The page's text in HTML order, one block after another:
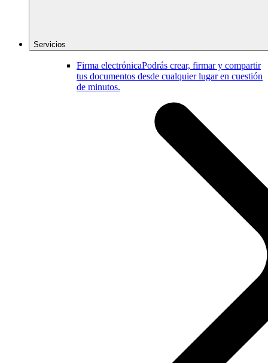
Servicios
Firma electrónicaPodrás crear, firmar y compartir
tus documentos desde cualquier lugar en cuestión
de minutos.